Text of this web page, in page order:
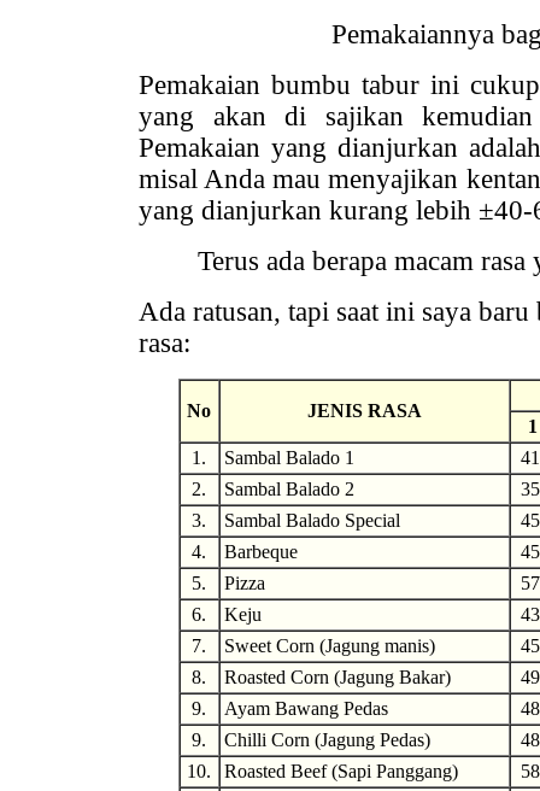
Pemakaiannya
Pemakaian bumbu tabur ini
yang akan di sajikan
Pemakaian yang dianjurkan
misal Anda mau menyajikan
yang dianjurkan kurang lebih ±40-
Terus ada berapa macam rasa
Ada ratusan, tapi saat ini saya
rasa:
No JENIS RASA
1.
Sambal Balado 1
2.
Sambal Balado 2
3.
Sambal Balado Special
4.
Barbeque
5.
Pizza
6.
Keju
7.
Sweet Corn (Jagung manis)
8.
Roasted Corn (Jagung Bakar)
9.
Ayam Bawang Pedas
9.
Chilli Corn (Jagung Pedas)
10.
Roasted Beef (Sapi Panggang)